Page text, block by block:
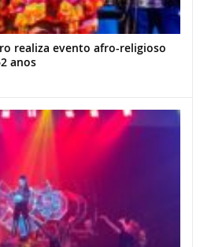
realiza evento afro-religioso
anos